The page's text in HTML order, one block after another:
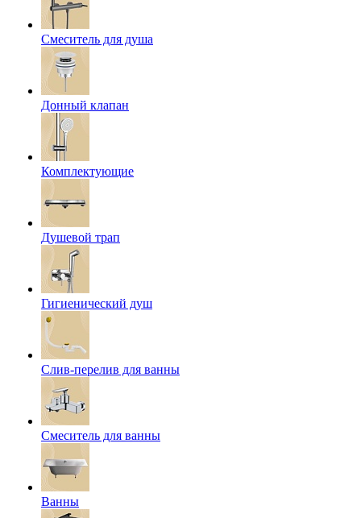
Смеситель для душа
Донный клапан
Комплектующие
Душевой трап
Гигиенический душ
Слив-перелив для ванны
Смеситель для ванны
Ванны